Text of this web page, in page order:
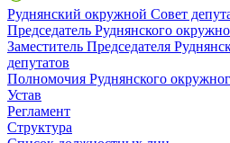
Руднянский окружной Совет
Председатель Руднянского
Заместитель Председателя
депутатов
Полномочия Руднянского
Устав
Регламент
Структура